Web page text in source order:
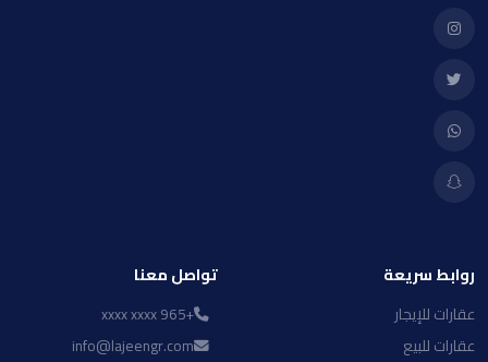
روابط سريعة
عقارات للإيجار
عقارات للبيع
تواصل معنا
+965 xxxx xxxx
info@lajeengr.com